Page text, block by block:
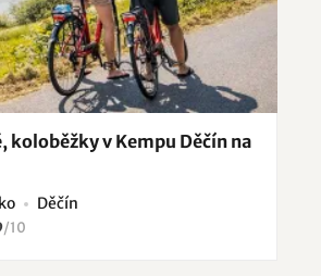
koloběžky v Kempu Děčín na
Děčín
/10